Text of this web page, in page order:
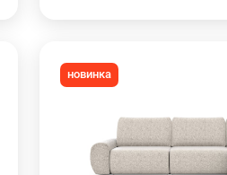
новинка